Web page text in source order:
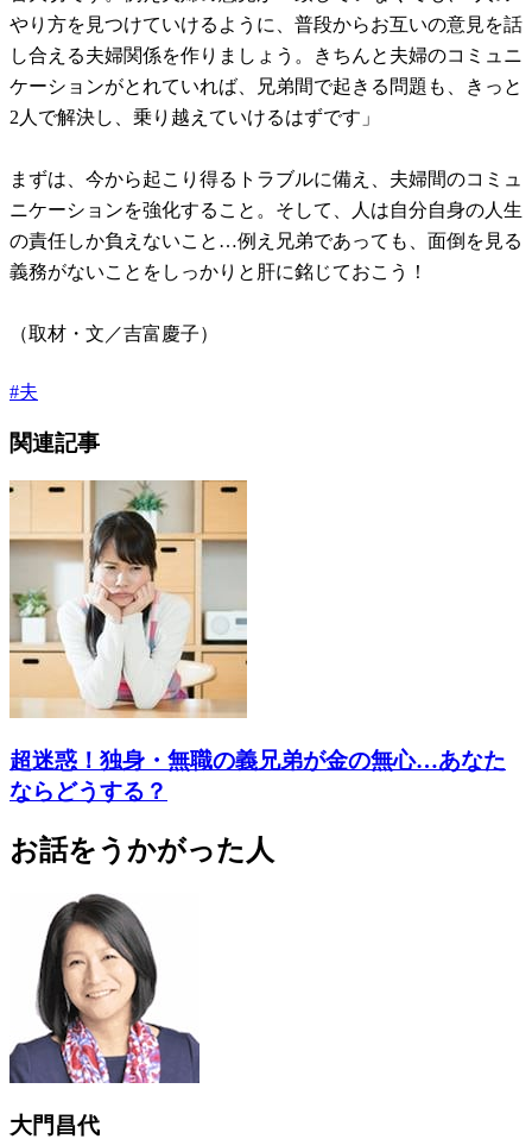
やり方を見つけていけるように、普段からお互いの意見を話
し合える夫婦関係を作りましょう。きちんと夫婦のコミュニ
ケーションがとれていれば、兄弟間で起きる問題も、きっと
2人で解決し、乗り越えていけるはずです」
まずは、今から起こり得るトラブルに備え、夫婦間のコミュ
ニケーションを強化すること。そして、人は自分自身の人生
の責任しか負えないこと…例え兄弟であっても、面倒を見る
義務がないことをしっかりと肝に銘じておこう！
（取材・文／吉富慶子）
#夫
関連記事
超迷惑！独身・無職の義兄弟が金の無心…あなた
ならどうする？
お話をうかがった人
大門昌代